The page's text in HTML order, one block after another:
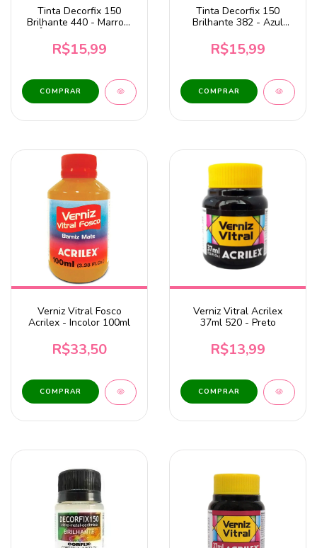
Tinta Decorfix 150
Brilhante 440 - Marrom
R$15,99
Tinta Decorfix 150
Brilhante 382 - Azul
R$15,99
Verniz Vitral Fosco
Acrilex - Incolor 100ml
R$33,50
Verniz Vitral Acrilex
37ml 520 - Preto
R$13,99